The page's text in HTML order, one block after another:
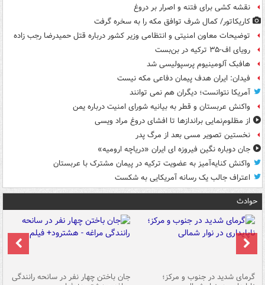
نقشه کشی برای فتنه و اصرار بر دروغ
کاریکاتور/ کمال شرف توافق مکه را به سخره گرفت
توضیحات معاون امنیتی و انتظامی وزیر کشور درباره قتل حمیدرضا رجب زاده
رویای اف-۳۵ ترکیه در بن‌بست
هافبک آلومینیوم پرسپولیسی شد
فیدان: ایران هدف پیمان دفاعی مکه نیست
آمریکا نتوانست؛ دیگران هم نمی توانند
واکنش عربستان و قطر به بیانیه شورای امنیت درباره یمن
از مظلوم‌نمایی براندازها تا افشای دروغ مراد ویسی
نخستین تصویر مسی بعد از مرگ پدر
جان دوباره نگین فیروزه ای ایران «دریاچه ارومیه»
واکنش کنایه‌آمیز به عضویت ترکیه در پیمان مشترک با عربستان
اعتراف جالب یک رسانه آمریکایی به شکست
حوادث
گرمای شدید در جنوب و مرکز؛ جان باختن چهار نفر در سانحه رانندگی